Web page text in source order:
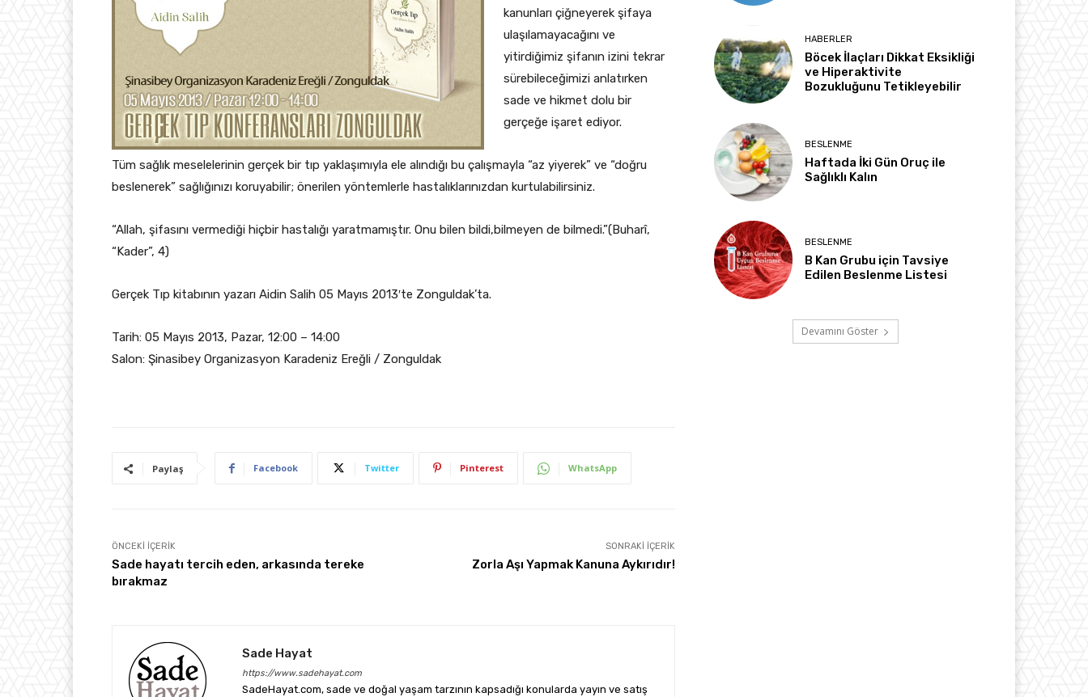
kanunları çiğneyerek şifaya
ulaşılamayacağını ve
yitirdiğimiz şifanın izini tekrar
sürebileceğimizi anlatırken
sade ve hikmet dolu bir
gerçeğe işaret ediyor.
Tüm sağlık meselelerinin gerçek bir tıp yaklaşımıyla ele alındığı bu çalışmayla “az yiyerek” ve “doğru
beslenerek” sağlığınızı koruyabilir; önerilen yöntemlerle hastalıklarınızdan kurtulabilirsiniz.
“Allah, şifasını vermediği hiçbir hastalığı yaratmamıştır. Onu bilen bildi,bilmeyen de bilmedi.”(Buharî,
“Kader”, 4)
Gerçek Tıp kitabının yazarı Aidin Salih 05 Mayıs 2013′te Zonguldak’ta.
Tarih: 05 Mayıs 2013, Pazar, 12:00 – 14:00
Salon: Şinasibey Organizasyon Karadeniz Ereğli / Zonguldak
Paylaş Facebook Twitter Pinterest WhatsApp
ÖNCEKI İÇERIK
Sade hayatı tercih eden, arkasında tereke
bırakmaz
SONRAKI İÇERIK
Zorla Aşı Yapmak Kanuna Aykırıdır!
Sade Hayat
https://www.sadehayat.com
SadeHayat.com, sade ve doğal yaşam tarzının kapsadığı konularda yayın ve satış
HABERLER
Böcek İlaçları Dikkat Eksikliği
ve Hiperaktivite
Bozukluğunu Tetikleyebilir
BESLENME
Haftada İki Gün Oruç ile
Sağlıklı Kalın
BESLENME
B Kan Grubu için Tavsiye
Edilen Beslenme Listesi
Devamını Göster